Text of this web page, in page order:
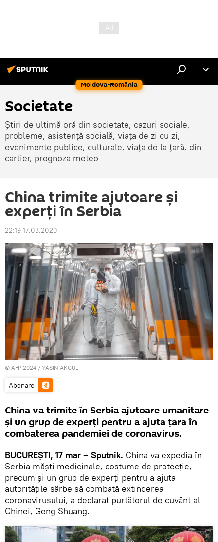
Moldova-România
Societate
Știri de ultimă oră din societate, cazuri sociale,
probleme, asistență socială, viața de zi cu zi,
evenimente publice, culturale, viața de la țară, din
cartier, prognoza meteo
China trimite ajutoare și
experți în Serbia
22:19 17.03.2020
© AFP 2024 / YASIN AKGUL
Abonare
China va trimite în Serbia ajutoare umanitare
și un grup de experți pentru a ajuta țara în
combaterea pandemiei de coronavirus.
BUCUREȘTI, 17 mar – Sputnik. China va expedia în
Serbia măști medicinale, costume de protecție,
precum și un grup de experți pentru a ajuta
autoritățile sârbe să combată extinderea
coronavirusului, a declarat purtătorul de cuvânt al
Chinei, Geng Shuang.